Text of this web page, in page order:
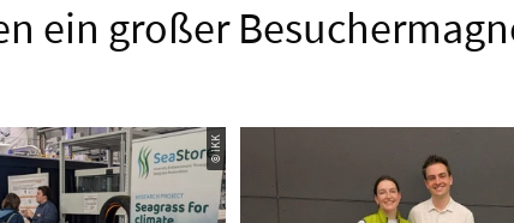
ein großer
© IKK